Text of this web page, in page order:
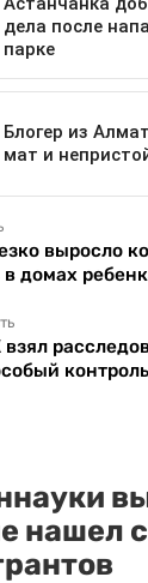
выросло
домах
взял
нашел